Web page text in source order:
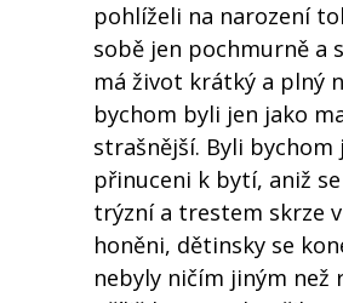
pohlíželi na narození
sobě jen pochmurně a
má život krátký a plný
bychom byli jen jako
strašnější. Byli
přinuceni k bytí, aniž
trýzní a trestem skrze
honěni, dětinsky se
nebyly ničím jiným